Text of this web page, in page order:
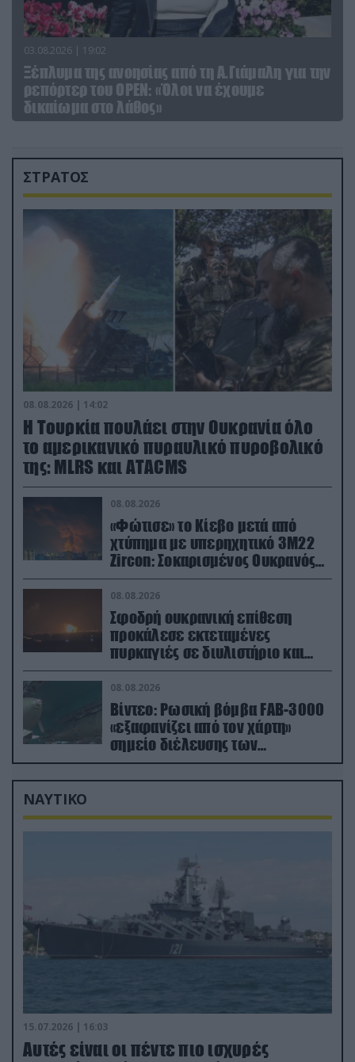
03.08.2026 | 19:02
Ξέπλυμα της ανοησίας από τη Α.Γιάμαλη για την
ρεπόρτερ του ΟΡΕΝ: «Όλοι να έχουμε
δικαίωμα στο λάθος»
ΣΤΡΑΤΟΣ
08.08.2026 | 14:02
Η Τουρκία πουλάει στην Ουκρανία όλο
το αμερικανικό πυραυλικό πυροβολικό
της: MLRS και ΑΤΑCMS
08.08.2026
«Φώτισε» το Κίεβο μετά από
χτύπημα με υπερηχητικό 3M22
Zircon: Σοκαρισμένος Ουκρανός
κατέγραψε τη στιγμή (βίντεο)
08.08.2026
Σφοδρή ουκρανική επίθεση
προκάλεσε εκτεταμένες
πυρκαγιές σε διυλιστήριο και
υποδομές της ρωσικής Rosneft
(βίντεο)
08.08.2026
Βίντεο: Ρωσική βόμβα FAB-3000
«εξαφανίζει από τον χάρτη»
σημείο διέλευσης των
ουκρανικών δυνάμεων στην
Ζαπορίζια
ΝΑΥΤΙΚΟ
15.07.2026 | 16:03
Aυτές είναι οι πέντε πιο ισχυρές